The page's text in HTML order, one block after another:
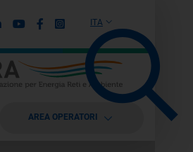
ITA
LinkedinYoutubeFacebook
Instagram
AREA OPERATORI